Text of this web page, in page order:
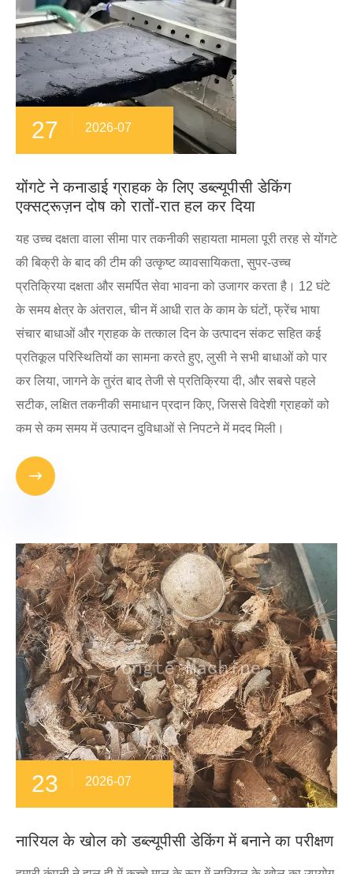
27 2026-07
योंगटे ने कनाडाई ग्राहक के लिए डब्ल्यूपीसी डेकिंग
एक्सट्रूज़न दोष को रातों-रात हल कर दिया
यह उच्च दक्षता वाला सीमा पार तकनीकी सहायता मामला पूरी तरह से योंगटे
की बिक्री के बाद की टीम की उत्कृष्ट व्यावसायिकता, सुपर-उच्च
प्रतिक्रिया दक्षता और समर्पित सेवा भावना को उजागर करता है। 12 घंटे
के समय क्षेत्र के अंतराल, चीन में आधी रात के काम के घंटों, फ्रेंच भाषा
संचार बाधाओं और ग्राहक के तत्काल दिन के उत्पादन संकट सहित कई
प्रतिकूल परिस्थितियों का सामना करते हुए, लुसी ने सभी बाधाओं को पार
कर लिया, जागने के तुरंत बाद तेजी से प्रतिक्रिया दी, और सबसे पहले
सटीक, लक्षित तकनीकी समाधान प्रदान किए, जिससे विदेशी ग्राहकों को
कम से कम समय में उत्पादन दुविधाओं से निपटने में मदद मिली।

23 2026-07
नारियल के खोल को डब्ल्यूपीसी डेकिंग में बनाने का परीक्षण